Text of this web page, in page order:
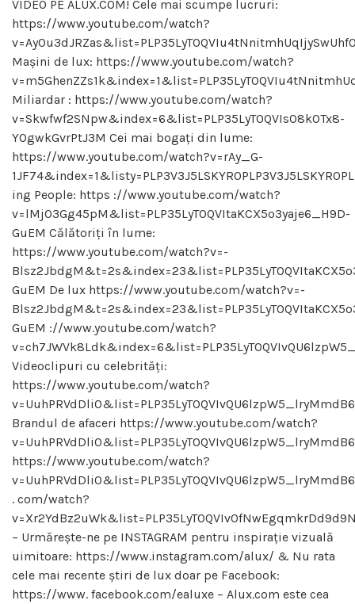
VIDEO PE ALUX.COM! Cele mai scumpe lucruri:
https://www.youtube.com/watch?
Mașini de lux: https://www.youtube.com/watch?
Miliardar : https://www.youtube.com/watch?
v=Skwfwf2SNpw&index=6&list=PLP35LyTOQVIsO8kOTx8-
YOgwkGvrPtJ3M Cei mai bogați din lume:
https://www.youtube.com/watch?v=rAy_G-
ing People: https ://www.youtube.com/watch?
v=lMjO3Gg45pM&list=PLP35LyTOQVItaKCX5o3yaje6_H9D-
GuEM Călătoriți în lume:
https://www.youtube.com/watch?v=-
GuEM De lux https://www.youtube.com/watch?v=-
GuEM ://www.youtube.com/watch?
Videoclipuri cu celebrități:
https://www.youtube.com/watch?
Brandul de afaceri https://www.youtube.com/watch?
https://www.youtube.com/watch?
. com/watch?
– Urmărește-ne pe INSTAGRAM pentru inspirație vizuală
uimitoare: https://www.instagram.com/alux/ & Nu rata
cele mai recente știri de lux doar pe Facebook:
https://www. facebook.com/ealuxe – Alux.com este cea